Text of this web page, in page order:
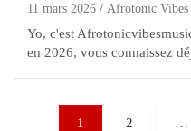
11 mars 2026 Afrotonic Vibes
Yo, c'est
en 2026, vous connaissez
1 2 …